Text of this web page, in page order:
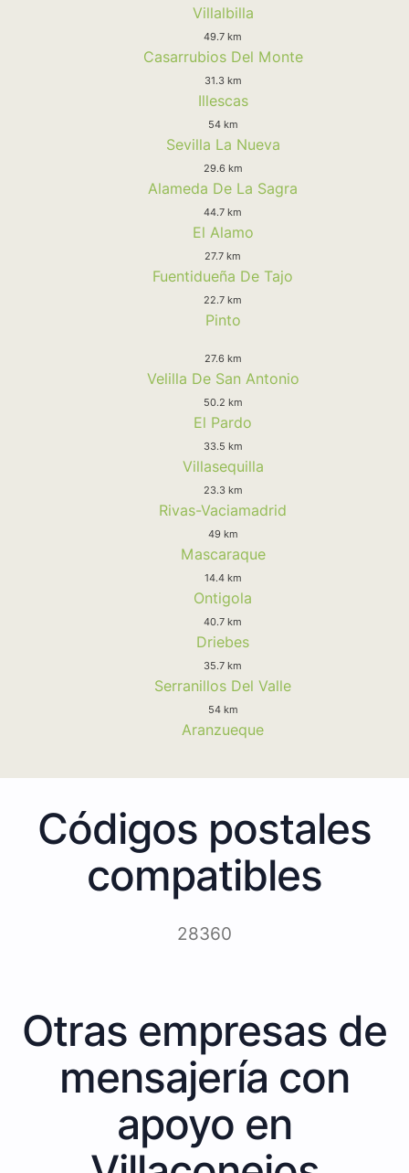
Villalbilla
49.7 km
Casarrubios Del Monte
31.3 km
Illescas
54 km
Sevilla La Nueva
29.6 km
Alameda De La Sagra
44.7 km
El Alamo
27.7 km
Fuentidueña De Tajo
22.7 km
Pinto
27.6 km
Velilla De San Antonio
50.2 km
El Pardo
33.5 km
Villasequilla
23.3 km
Rivas-Vaciamadrid
49 km
Mascaraque
14.4 km
Ontigola
40.7 km
Driebes
35.7 km
Serranillos Del Valle
54 km
Aranzueque
Códigos postales
compatibles
28360
Otras empresas de
mensajería con
apoyo en